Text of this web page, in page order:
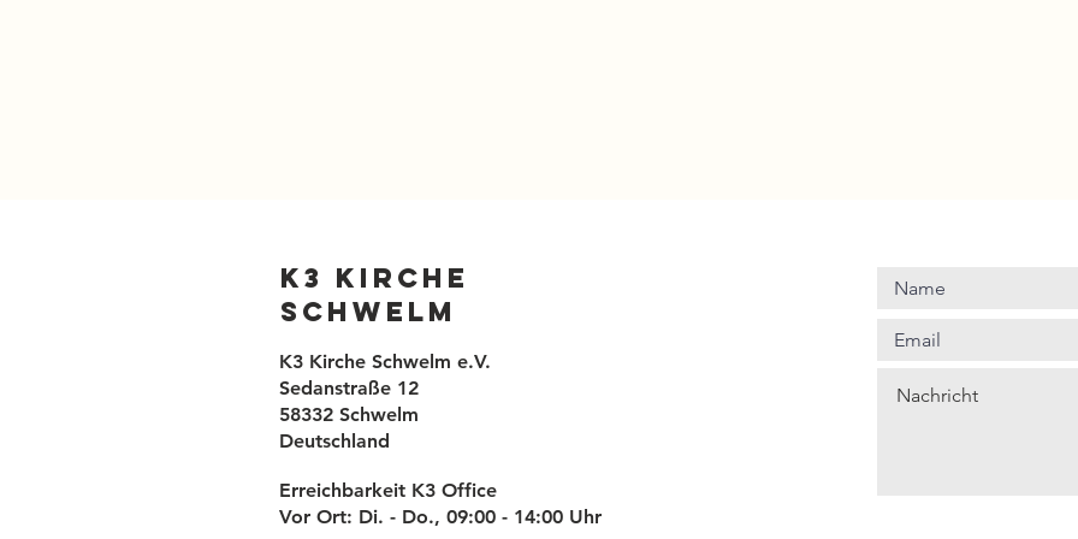
K3 Kirche
Schwelm
K3 Kirche Schwelm e.V.
Sedanstraße 12
58332 Schwelm
Deutschland
Erreichbarkeit K3 Office
Vor Ort: Di. - Do., 09:00 - 14:00 Uhr